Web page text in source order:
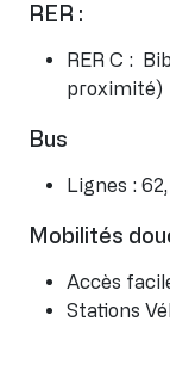
RER :
RER C :
proximité)
Bus
Lignes :
Mobilités
Accès
Stations